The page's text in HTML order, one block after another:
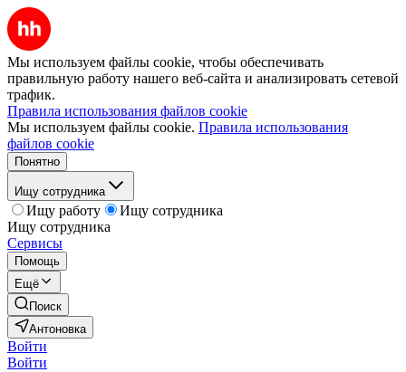
Мы используем файлы cookie, чтобы обеспечивать
правильную работу нашего веб-сайта и анализировать сетевой
трафик.
Правила использования файлов cookie
Мы используем файлы cookie. Правила использования
файлов cookie
Понятно
Ищу сотрудника
Ищу работу
Ищу сотрудника
Ищу сотрудника
Сервисы
Помощь
Ещё
Поиск
Антоновка
Войти
Войти